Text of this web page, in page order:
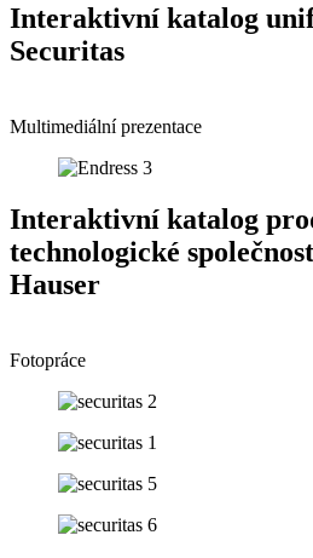
Interaktivní katalog
Securitas
Multimediální prezentace
Interaktivní katalog
technologické
Hauser
Fotopráce